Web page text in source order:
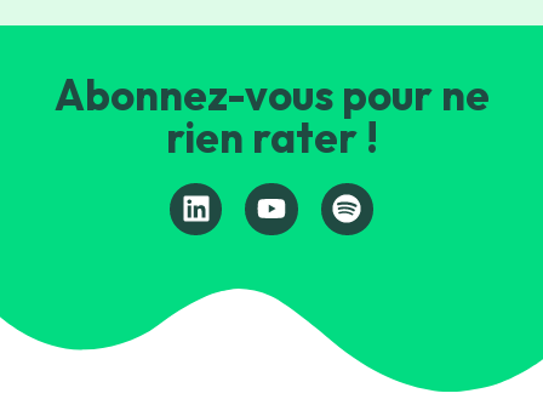
Abonnez-vous pour ne
rien rater !